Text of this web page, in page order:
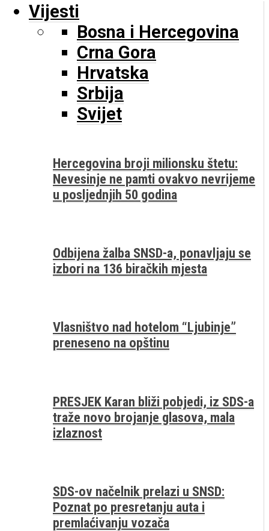
Vijesti
Bosna i Hercegovina
Crna Gora
Hrvatska
Srbija
Svijet
Hercegovina broji milionsku štetu:
Nevesinje ne pamti ovakvo nevrijeme
u posljednjih 50 godina
Odbijena žalba SNSD-a, ponavljaju se
izbori na 136 biračkih mjesta
Vlasništvo nad hotelom “Ljubinje”
preneseno na opštinu
PRESJEK Karan bliži pobjedi, iz SDS-a
traže novo brojanje glasova, mala
izlaznost
SDS-ov načelnik prelazi u SNSD:
Poznat po presretanju auta i
premlaćivanju vozača